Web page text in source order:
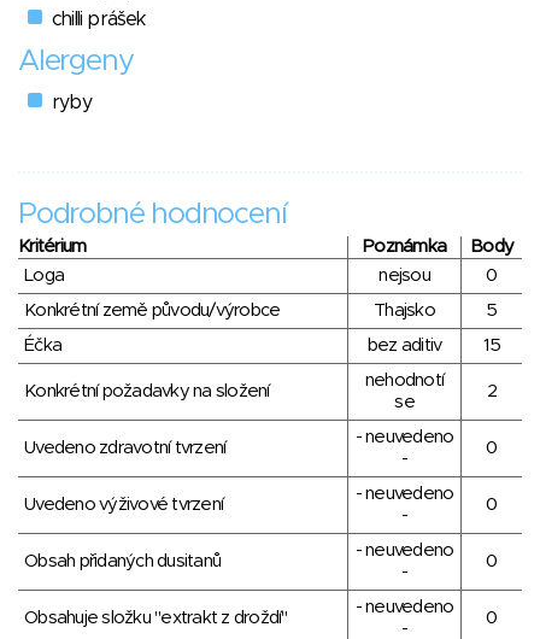
chilli prášek
Alergeny
ryby
Podrobné hodnocení
Kritérium Poznámka
Body
Loga
nejsou
0
Konkrétní země původu/výrobce
Thajsko
5
Éčka
bez aditiv 15
Konkrétní požadavky na složení
nehodnotí
se
2
Uvedeno zdravotní tvrzení
- neuvedeno
-
0
Uvedeno výživové tvrzení
- neuvedeno
-
0
Obsah přidaných dusitanů
- neuvedeno
-
0
Obsahuje složku "extrakt z droždí"
- neuvedeno
-
0